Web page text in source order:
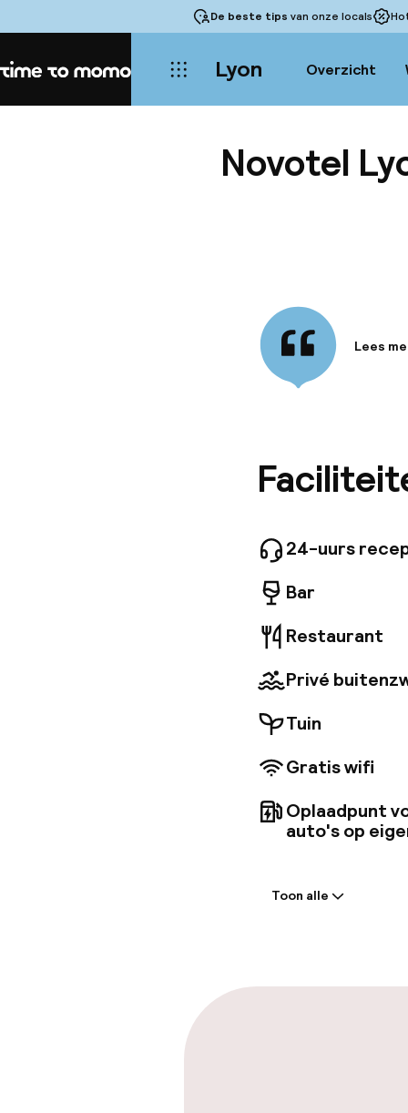
De beste tips van onze locals
Home Lyon Overzicht
Novotel
Lees
24-uurs
Bar
Restaurant
Privé
Tuin
Gratis wifi
Oplaadpunt
auto's op
Toon alle